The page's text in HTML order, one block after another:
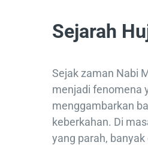
Sejarah
Sejak zaman Nabi
menjadi fenomena
menggambarkan
keberkahan. Di
yang parah, banyak